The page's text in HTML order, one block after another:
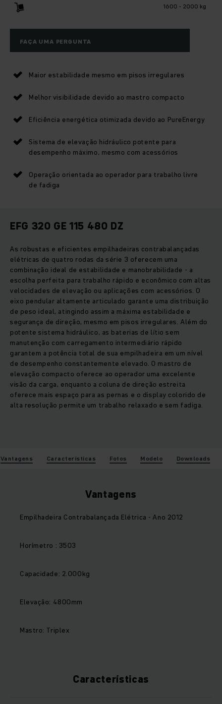
1600 - 2000 kg
FAÇA UMA PERGUNTA
Maior estabilidade mesmo em pisos irregulares
Melhor visibilidade devido ao mastro compacto
Eficiência energética otimizada devido ao PureEnergy
Sistema de elevação hidráulico potente para
desempenho máximo, mesmo com acessórios
Operação orientada ao operador para trabalho livre
de fadiga
EFG 320 GE 115 480 DZ
As robustas e eficientes empilhadeiras contrabalançadas
elétricas de quatro rodas da série 3 oferecem uma
combinação ideal de estabilidade e manobrabilidade - a
escolha perfeita para trabalho rápido e econômico com altas
velocidades de elevação ou aplicações com acessórios. O
eixo pendular altamente articulado garante uma distribuição
de peso ideal, atingindo assim a máxima estabilidade e
segurança de direção, mesmo em pisos irregulares. Além do
potente sistema hidráulico, as baterias de lítio sem
manutenção com carregamento intermediário rápido
garantem a potência total de sua empilhadeira em um nível
de desempenho constantemente elevado. O mastro de
elevação compacto oferece ao operador uma excelente
visão da carga, enquanto a coluna de direção estreita
oferece mais espaço para as pernas e o display colorido de
alta resolução permite um trabalho relaxado e sem fadiga.
Vantagens Características Fotos Modelo Downloads
Vantagens
Empilhadeira Contrabalançada Elétrica - Ano 2012
Horímetro : 3503
Capacidade: 2.000kg
Elevação: 4800mm
Mastro: Triplex
Características